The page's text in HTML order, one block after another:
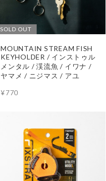
SOLD OUT
MOUNTAIN STREAM FISH
KEYHOLDER / インストゥル
メンタル / 渓流魚 / イワナ /
ヤマメ / ニジマス / アユ
¥770